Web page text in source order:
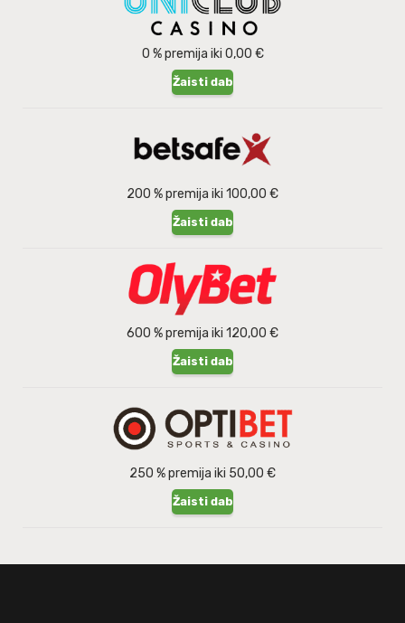
0 % premija iki 0,00 €
Žaisti dabar
200 % premija iki 100,00 €
Žaisti dabar
600 % premija iki 120,00 €
Žaisti dabar
250 % premija iki 50,00 €
Žaisti dabar